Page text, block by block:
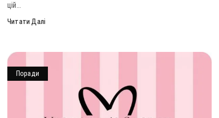
цій...
Читати Далі
Поради